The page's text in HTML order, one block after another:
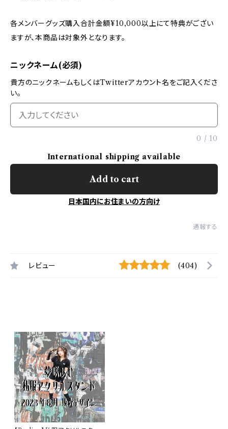
各メンバーグッズ購入合計金額¥10,000以上にて特典がござい
ますが、本商品は対象外となります。
ニックネーム(必須)
貴方のニックネームもしくはTwitterアカウント名をご記入くださ
い。
0 / 10
International shipping available
Add to cart
日本国内にお住まいの方向け
通報する
レビュー (404)